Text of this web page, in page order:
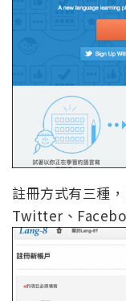
註冊方式有三種
Twitter、